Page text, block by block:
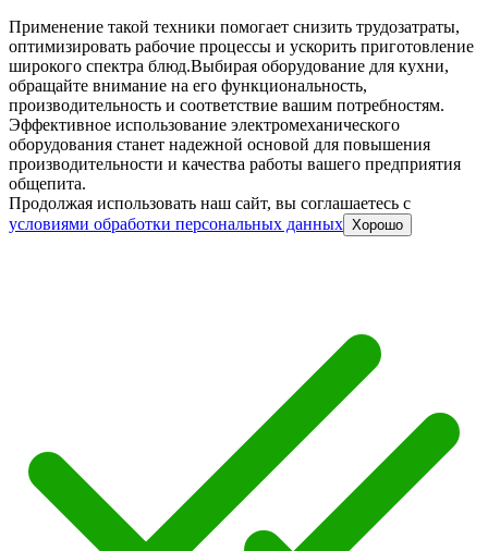
Применение такой техники помогает снизить трудозатраты,
оптимизировать рабочие процессы и ускорить приготовление
широкого спектра блюд.Выбирая оборудование для кухни,
обращайте внимание на его функциональность,
производительность и соответствие вашим потребностям.
Эффективное использование электромеханического
оборудования станет надежной основой для повышения
производительности и качества работы вашего предприятия
общепита.
Продолжая использовать наш сайт, вы соглашаетесь c
условиями обработки персональных данных Хорошо